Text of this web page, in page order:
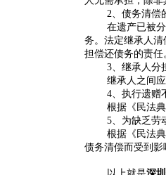
2‌、 债务清偿
在遗产已被
务。法定继承人
担偿还债务的责任‌
3‌、 继承人分
继承人之间
4‌、 执行遗赠
根据《民法
5、为缺乏劳
根据《民法
债务清偿而受到影